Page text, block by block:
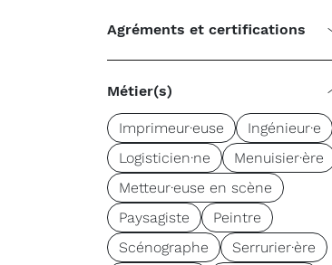
Agréments et certifications
Métier(s)
Imprimeur·euse
Ingénieur·e
Logisticien·ne
Menuisier·ère
Metteur·euse en scène
Paysagiste
Peintre
Scénographe
Serrurier·ère